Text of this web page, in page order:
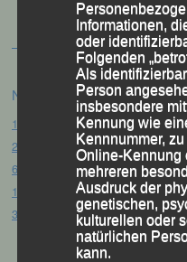
Neueste Beiträge
15. Pörndorfer
20. Goldener Steig-Lauf –
61. Bergsportfest – Ortenburg,
12. Loser Berglauf – Altaussee/
32. Sommerbiathlon – Passau,
Informationen,
oder
Folgenden
Als
Person
insbesondere
Kennung wie
Kennnummer,
Online-Kennung
mehreren
Ausdruck der
genetischen,
kulturellen oder
natürlichen
kann.